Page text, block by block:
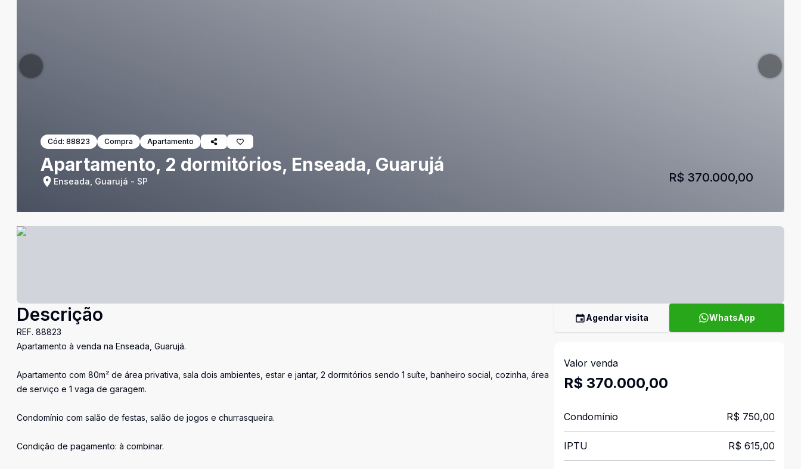
Cód: 88823 Compra Apartamento
Apartamento, 2 dormitórios, Enseada, Guarujá
Enseada, Guarujá - SP R$ 370.000,00
Descrição
REF. 88823
Apartamento à venda na Enseada, Guarujá.
Apartamento com 80m² de área privativa, sala dois ambientes, estar e jantar, 2 dormitórios sendo 1 suíte, banheiro social, cozinha, área
de serviço e 1 vaga de garagem.
Condomínio com salão de festas, salão de jogos e churrasqueira.
Condição de pagamento: à combinar.
Agendar visita WhatsApp
Valor venda
R$ 370.000,00
Condomínio R$ 750,00
IPTU R$ 615,00